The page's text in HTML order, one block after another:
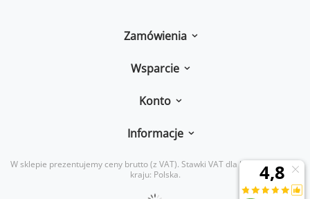
Zamówienia
Wsparcie
Konto
Informacje
W sklepie prezentujemy ceny brutto (z VAT). Stawki VAT dla konsumentów z
kraju: Polska.